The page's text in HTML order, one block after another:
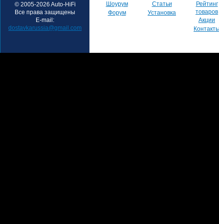
© 2005-2026 Auto-HiFi
Все права защищены
E-mail:
dostavkarussia@gmail.com
Шоурум
Форум
Статьи
Установка
Рейтинг
товаров
Акции